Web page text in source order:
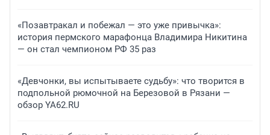
«Позавтракал и побежал — это уже привычка»:
история пермского марафонца Владимира Никитина
— он стал чемпионом РФ 35 раз
«Девчонки, вы испытываете судьбу»: что творится в
подпольной рюмочной на Березовой в Рязани —
обзор YA62.RU